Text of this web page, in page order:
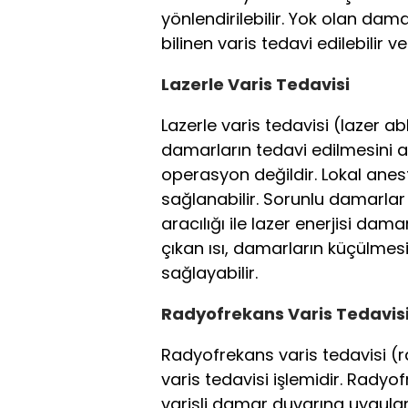
yönlendirilebilir. Yok olan
bilinen varis tedavi edilebilir
Lazerle Varis Tedavisi
Lazerle varis tedavisi (lazer
damarların tedavi edilmesini
operasyon değildir. Lokal
sağlanabilir. Sorunlu
aracılığı ile lazer enerjisi
çıkan ısı, damarların
sağlayabilir.
Radyofrekans Varis
Radyofrekans varis tedavisi
varis tedavisi işlemidir.